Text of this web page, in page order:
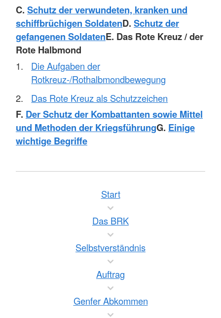
C. Schutz der verwundeten, kranken und
schiffbrüchigen SoldatenD. Schutz der
gefangenen SoldatenE. Das Rote Kreuz / der
Rote Halbmond
Die Aufgaben der
Rotkreuz-/Rothalbmondbewegung
Das Rote Kreuz als Schutzzeichen
F. Der Schutz der Kombattanten sowie Mittel
und Methoden der KriegsführungG. Einige
wichtige Begriffe
Start
Das BRK
Selbstverständnis
Auftrag
Genfer Abkommen